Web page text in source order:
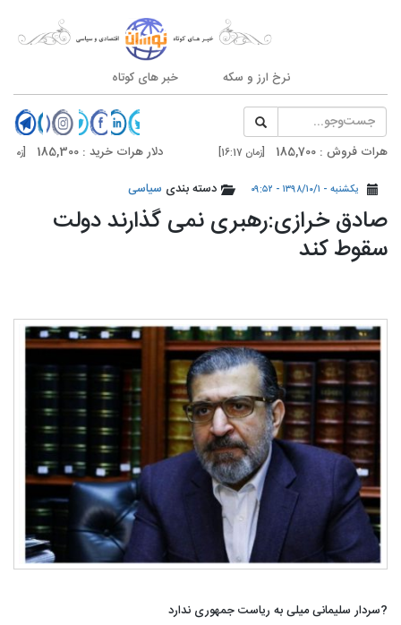
نرخ ارز و سکه خبر های کوتاه
: 185,700 [زمان 16:17] دلار هرات خرید : 185,300 [زمان 16:17]
: 186,500 [زمان 16:07] دلار تهران خرید : 186,100 یکشنبه - ۱۳۹۸/۱۰/۱ - ۰۹:۵۲ دسته بندی سیاسی
️صادق خرازی:رهبری نمی گذارند دولت
سقوط کند
?سردار سلیمانی میلی به ریاست جمهوری ندارد